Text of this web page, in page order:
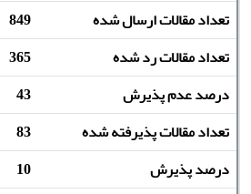
تعداد مقالات ارسال شده
849
تعداد مقالات رد شده
365
درصد عدم پذیرش
43
تعداد مقالات پذیرفته شده
83
درصد پذیرش
10